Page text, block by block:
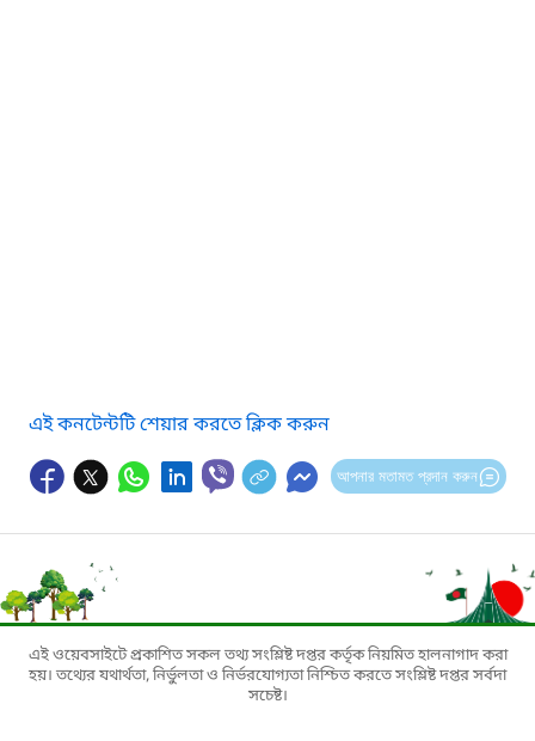
এই কনটেন্টটি শেয়ার করতে ক্লিক করুন
আপনার মতামত প্রদান করুন
এই ওয়েবসাইটে প্রকাশিত সকল তথ্য সংশ্লিষ্ট দপ্তর কর্তৃক নিয়মিত হালনাগাদ করা
হয়। তথ্যের যথার্থতা, নির্ভুলতা ও নির্ভরযোগ্যতা নিশ্চিত করতে সংশ্লিষ্ট দপ্তর সর্বদা
সচেষ্ট।